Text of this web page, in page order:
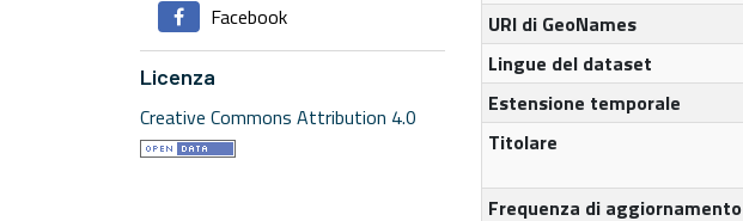
Facebook
Licenza
Creative Commons Attribution 4.0
URI di GeoNames
Lingue del dataset
Estensione temporale
Titolare
Frequenza di aggiornamento